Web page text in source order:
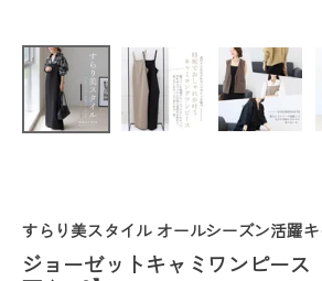
3】
ファッション雑貨
すらり美スタイル オールシーズン活躍
ジョーゼットキャミワンピース